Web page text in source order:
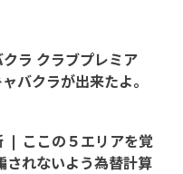
ラ クラブプレミア
バクラが出来たよ。
❘ ここの５エリアを覚
されないよう為替計算